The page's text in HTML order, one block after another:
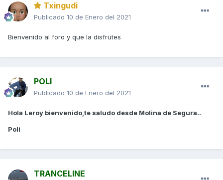
Txingudi
Publicado 10 de Enero del 2021
Bienvenido al foro y que la disfrutes
POLI
Publicado 10 de Enero del 2021
Hola Leroy bienvenido,te saludo desde Molina de Segura..
Poli
TRANCELINE